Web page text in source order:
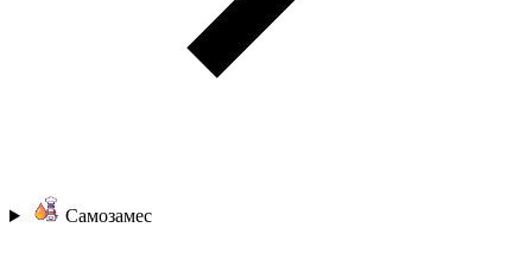
Самозамес